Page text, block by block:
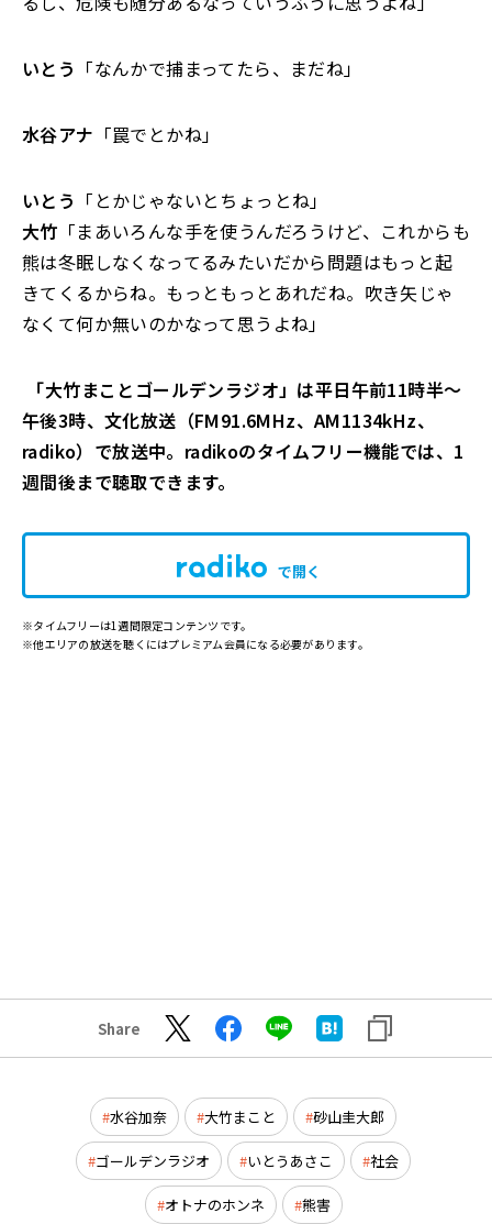
いとう 「なんかで捕まってたら、まだね」
水谷アナ 「罠でとかね」
いとう 「とかじゃないとちょっとね」
大竹 「まあいろんな手を使うんだろうけど、これからも
熊は冬眠しなくなってるみたいだから問題はもっと起
きてくるからね。もっともっとあれだね。吹き矢じゃ
なくて何か無いのかなって思うよね」
「大竹まことゴールデンラジオ」は平日午前11時半～
午後3時、文化放送（FM91.6MHz、AM1134kHz、
radiko）で放送中。radikoのタイムフリー機能では、1
週間後まで聴取できます。
で開く
※タイムフリーは1週間限定コンテンツです。
※他エリアの放送を聴くにはプレミアム会員になる必要があります。
Share
水谷加奈 大竹まこと 砂山圭大郎
ゴールデンラジオ いとうあさこ 社会
オトナのホンネ 熊害